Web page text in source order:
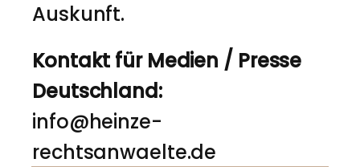
Auskunft.
Kontakt für Medien / Presse
Deutschland:
info@heinze-
rechtsanwaelte.de